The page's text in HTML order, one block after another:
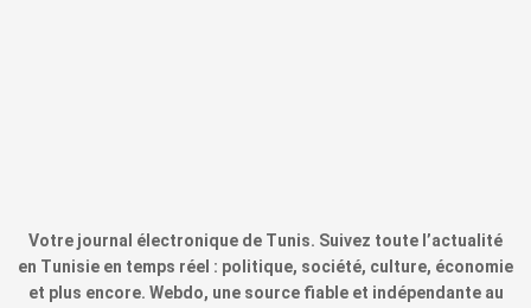
Votre journal électronique de Tunis. Suivez toute l’actualité
en Tunisie en temps réel : politique, société, culture, économie
et plus encore. Webdo, une source fiable et indépendante au